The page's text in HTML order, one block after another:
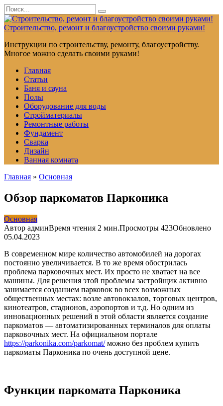
Перейти
к
контенту
Search
for:
Строительство, ремонт и благоустройство своими руками!
Инструкции по строительству, ремонту, благоустройству.
Многое можно сделать своими руками!
Главная
Статьи
Баня и сауна
Полы
Оборудование для воды
Стройматериалы
Ремонтные работы
Фундамент
Сварка
Дизайн
Ванная комната
Главная » Основная
Обзор паркоматов Парконика
Основная
Автор админВремя чтения 2 мин.Просмотры 423Обновлено
05.04.2023
В современном мире количество автомобилей на дорогах
постоянно увеличивается. В то же время обострилась
проблема парковочных мест. Их просто не хватает на все
машины. Для решения этой проблемы застройщик активно
занимается созданием парковок во всех возможных
общественных местах: возле автовокзалов, торговых центров,
кинотеатров, стадионов, аэропортов и т.д. Но одним из
инновационных решений в этой области является создание
паркоматов — автоматизированных терминалов для оплаты
парковочных мест. На официальном портале
https://parkonika.com/parkomat/можно без проблем купить
паркоматы Парконика по очень доступной цене.
Функции паркомата Парконика